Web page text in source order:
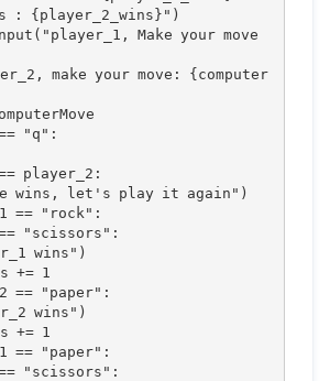
: {player_2_wins}")
Make your move
make your move: {computer
"q":
player_2:
wins, let's play it again")
== "rock":
"scissors":
wins")
+= 1
== "paper":
wins")
+= 1
== "paper":
"scissors":